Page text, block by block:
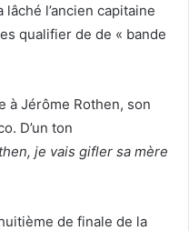
lâché l’ancien capitaine
qualifier de de « bande
à Jérôme Rothen, son
D’un ton
je vais gifler sa mère
de finale de la